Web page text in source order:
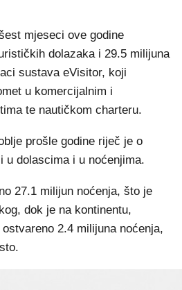
mjeseci ove godine
dolazaka i 29.5 milijuna
sustava eVisitor, koji
u komercijalnim i
te nautičkom charteru.
prošle godine riječ je o
u dolascima i u noćenjima.
27.1 milijun noćenja, što je
dok je na kontinentu,
2.4 milijuna noćenja,